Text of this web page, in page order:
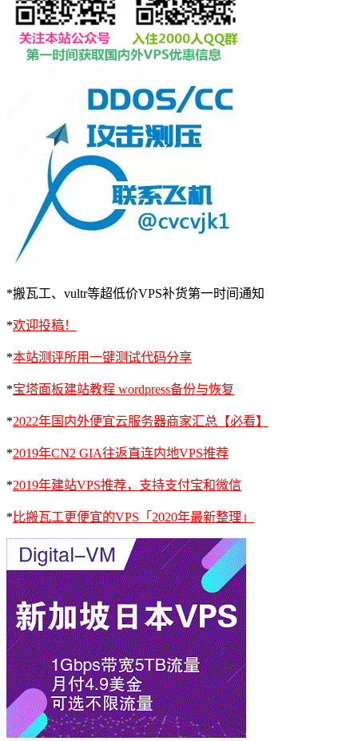
*搬瓦工、vultr等超低价VPS补货第一时间通知
*欢迎投稿！
*本站测评所用一键测试代码分享
*宝塔面板建站教程 wordpress备份与恢复
*2022年国内外便宜云服务器商家汇总【必看】
*2019年CN2 GIA往返直连内地VPS推荐
*2019年建站VPS推荐，支持支付宝和微信
* 比搬瓦工更便宜的VPS「2020年最新整理」